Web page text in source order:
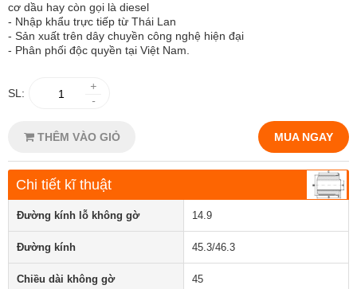
cơ dầu hay còn gọi là diesel
- Nhập khẩu trực tiếp từ Thái Lan
- Sản xuất trên dây chuyền công nghệ hiện đại
- Phân phối độc quyền tại Việt Nam.
SL:
+
-
THÊM VÀO GIỎ MUA NGAY
Chi tiết kĩ thuật
Đường kính lỗ không gờ 14.9
Đường kính 45.3/46.3
Chiều dài không gờ 45